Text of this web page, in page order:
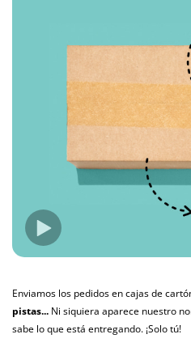
Enviamos los pedidos en cajas de
pistas... Ni siquiera aparece nuestro
sabe lo que está entregando. ¡Solo tú!